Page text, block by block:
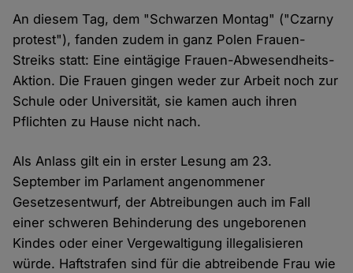
An diesem Tag, dem "Schwarzen Montag" ("Czarny
protest"), fanden zudem in ganz Polen Frauen-
Streiks statt: Eine eintägige Frauen-Abwesendheits-
Aktion. Die Frauen gingen weder zur Arbeit noch zur
Schule oder Universität, sie kamen auch ihren
Pflichten zu Hause nicht nach.
Als Anlass gilt ein in erster Lesung am 23.
September im Parlament angenommener
Gesetzesentwurf, der Abtreibungen auch im Fall
einer schweren Behinderung des ungeborenen
Kindes oder einer Vergewaltigung illegalisieren
würde. Haftstrafen sind für die abtreibende Frau wie